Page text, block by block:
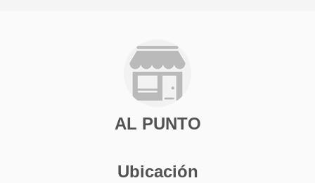
AL PUNTO
Ubicación